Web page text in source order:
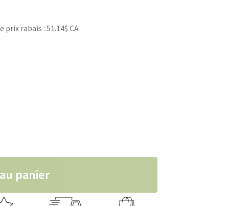
rabais : 51.14$ CA
chien 4 pattes, Slushsuit Canada Pooch
panier